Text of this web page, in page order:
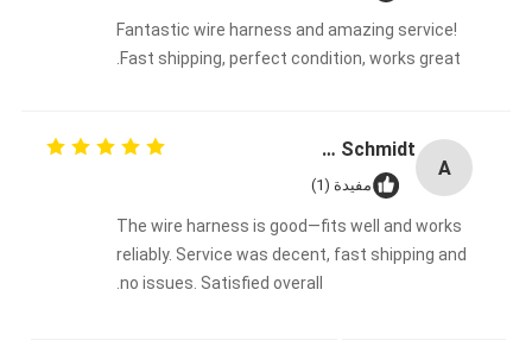
Fantastic wire harness and amazing service!
Fast shipping, perfect condition, works great.
A
Anna Schmidt
مفيدة (1)
The wire harness is good—fits well and works
reliably. Service was decent, fast shipping and
no issues. Satisfied overall.